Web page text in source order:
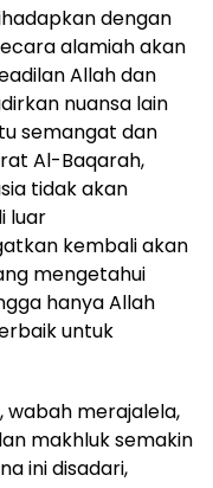
dengan
alamiah akan
Allah dan
nuansa lain
semangat dan
Al-Baqarah,
tidak akan
luar
kembali akan
mengetahui
hanya Allah
untuk
wabah merajalela,
makhluk semakin
ini disadari,